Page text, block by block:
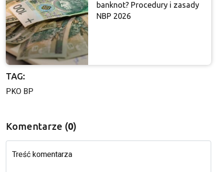
banknot? Procedury i zasady
NBP 2026
TAG:
PKO BP
Komentarze (0)
Treść komentarza